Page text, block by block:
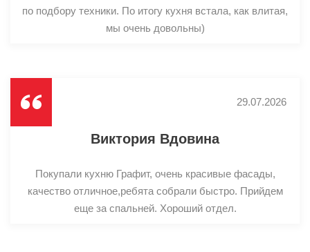
по подбору техники. По итогу кухня встала, как влитая,
мы очень довольны)
29.07.2026
Виктория Вдовина
Покупали кухню Графит, очень красивые фасады,
качество отличное,ребята собрали быстро. Прийдем
еще за спальней. Хороший отдел.